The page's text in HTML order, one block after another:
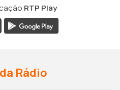
RTP Play
Rádio